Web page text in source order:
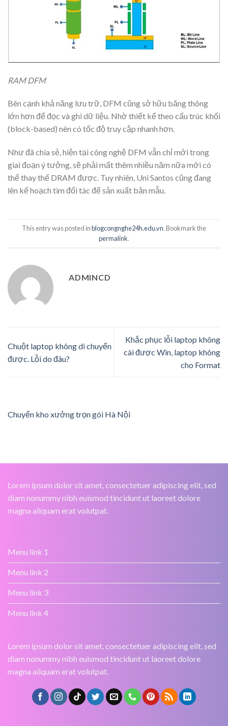
RAM DFM
Bên cạnh khả năng lưu trữ, DFM cũng sở hữu băng thông
lớn hơn để đọc và ghi dữ liệu. Nhờ thiết kế theo cấu trúc khối
(block-based) nên có tốc độ truy cập nhanh hơn.
Như đã chia sẻ, hiện tại công nghệ DFM vẫn chỉ mới trong
giai đoạn ý tưởng, sẽ phải mất thêm nhiều năm nữa mới có
thể thay thế DRAM được. Tuy nhiên, Uni Santos cũng đang
lên kế hoạch tìm đối tác để sản xuất bản mẫu.
This entry was posted inblogcongnghe24h.edu.vn. Bookmark the
permalink.
ADMINCD
Chuột laptop không di chuyển
được. Lỗi do đâu?
Khắc phục lỗi laptop không
cài được Win, laptop không
cho Format
Chuyển kho xưởng trọn gói Hà Nội
Lorem ipsum dolor sit amet, consectetuer adipiscing elit, sed
diam nonummy nibh euismod tincidunt ut laoreet dolore
magna aliquam erat volutpat.
Menu link 1
Menu link 2
Menu link 3
Menu link 4
Lorem ipsum dolor sit amet, consectetuer adipiscing elit, sed
diam nonummy nibh euismod tincidunt ut laoreet dolore
magna aliquam erat volutpat.